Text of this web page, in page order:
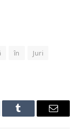
în
Juri
Tumblr Email